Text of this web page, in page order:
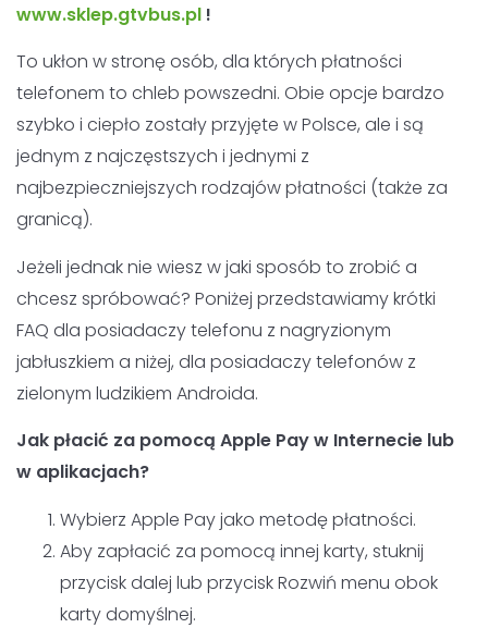
www.sklep.gtvbus.pl !
To ukłon w stronę osób, dla których płatności
telefonem to chleb powszedni. Obie opcje bardzo
szybko i ciepło zostały przyjęte w Polsce, ale i są
jednym z najczęstszych i jednymi z
najbezpieczniejszych rodzajów płatności (także za
granicą).
Jeżeli jednak nie wiesz w jaki sposób to zrobić a
chcesz spróbować? Poniżej przedstawiamy krótki
FAQ dla posiadaczy telefonu z nagryzionym
jabłuszkiem a niżej, dla posiadaczy telefonów z
zielonym ludzikiem Androida.
Jak płacić za pomocą Apple Pay w Internecie lub
w aplikacjach?
Wybierz Apple Pay jako metodę płatności.
Aby zapłacić za pomocą innej karty, stuknij
przycisk dalej lub przycisk Rozwiń menu obok
karty domyślnej.